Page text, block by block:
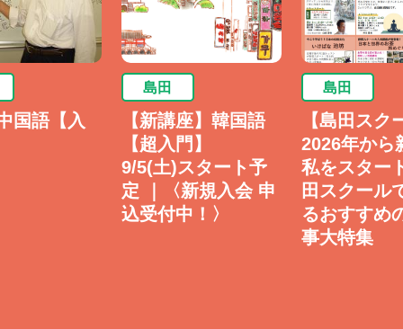
国語【入
島田
【新講座】韓国語
【超入門】
9/5(土)スタート予
定 ｜〈新規入会 申
込受付中！〉
島田
【島田スク
2026年から
私をスター
田スクール
るおすすめ
事大特集